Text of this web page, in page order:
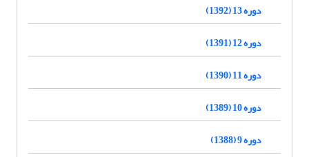
دوره 13 (1392)
دوره 12 (1391)
دوره 11 (1390)
دوره 10 (1389)
دوره 9 (1388)